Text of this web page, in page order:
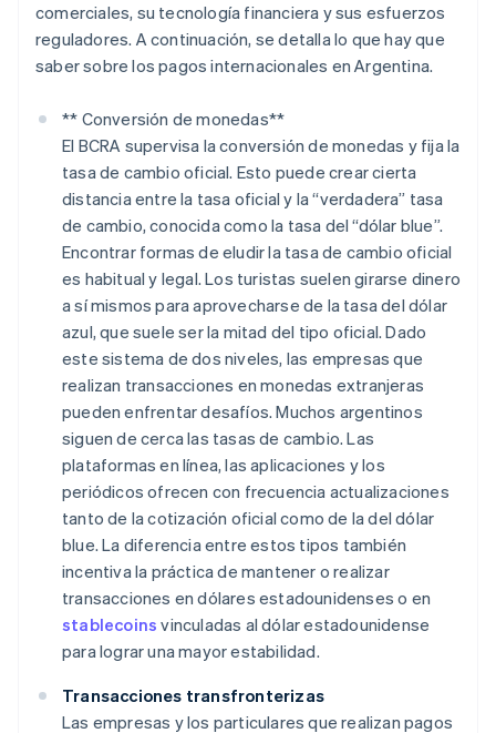
comerciales, su tecnología financiera y sus esfuerzos
reguladores. A continuación, se detalla lo que hay que
saber sobre los pagos internacionales en Argentina.
** Conversión de monedas**
El BCRA supervisa la conversión de monedas y fija la
tasa de cambio oficial. Esto puede crear cierta
distancia entre la tasa oficial y la “verdadera” tasa
de cambio, conocida como la tasa del “dólar blue”.
Encontrar formas de eludir la tasa de cambio oficial
es habitual y legal. Los turistas suelen girarse dinero
a sí mismos para aprovecharse de la tasa del dólar
azul, que suele ser la mitad del tipo oficial. Dado
este sistema de dos niveles, las empresas que
realizan transacciones en monedas extranjeras
pueden enfrentar desafíos. Muchos argentinos
siguen de cerca las tasas de cambio. Las
plataformas en línea, las aplicaciones y los
periódicos ofrecen con frecuencia actualizaciones
tanto de la cotización oficial como de la del dólar
blue. La diferencia entre estos tipos también
incentiva la práctica de mantener o realizar
transacciones en dólares estadounidenses o en
stablecoins vinculadas al dólar estadounidense
para lograr una mayor estabilidad.
Transacciones transfronterizas
Las empresas y los particulares que realizan pagos